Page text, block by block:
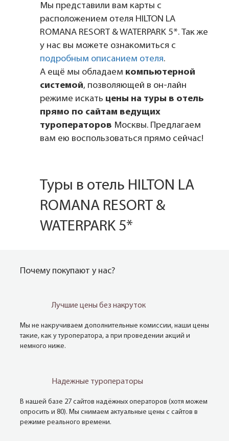
Мы представили вам карты с
расположением отеля HILTON LA
ROMANA RESORT & WATERPARK 5*. Так же
у нас вы можете ознакомиться с
подробным описанием отеля.
А ещё мы обладаем компьютерной
системой, позволяющей в он-лайн
режиме искать цены на туры в отель
прямо по сайтам ведущих
туроператоров Москвы. Предлагаем
вам ею воспользоваться прямо сейчас!
Туры в отель HILTON LA
ROMANA RESORT &
WATERPARK 5*
Почему покупают у нас?
Лучшие цены без накруток
Мы не накручиваем дополнительные комиссии, наши цены
такие, как у туроператора, а при проведении акций и
немного ниже.
Надежные туроператоры
В нашей базе 27 сайтов надёжных операторов (хотя можем
опросить и 80). Мы снимаем актуальные цены с сайтов в
режиме реального времени.